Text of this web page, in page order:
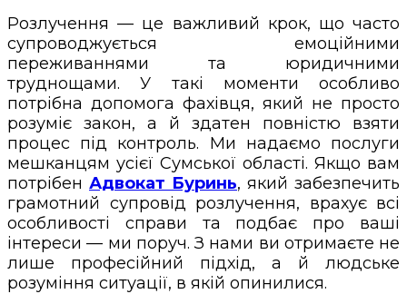
Розлучення — це важливий крок, що часто
супроводжується емоційними
переживаннями та юридичними
труднощами. У такі моменти особливо
потрібна допомога фахівця, який не просто
розуміє закон, а й здатен повністю взяти
процес під контроль. Ми надаємо послуги
мешканцям усієї Сумської області. Якщо вам
потрібен Адвокат Буринь, який забезпечить
грамотний супровід розлучення, врахує всі
особливості справи та подбає про ваші
інтереси — ми поруч. З нами ви отримаєте не
лише професійний підхід, а й людське
розуміння ситуації, в якій опинилися.